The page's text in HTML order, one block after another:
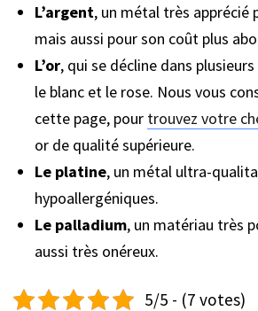
L’argent, un métal très apprécié
mais aussi pour son coût plus
L’or, qui se décline dans
le blanc et le rose. Nous vous
cette page, pour trouvez votre
or de qualité supérieure.
Le platine, un métal ultra-
hypoallergéniques.
Le palladium, un matériau très
aussi très onéreux.
5/5 - (7 votes)